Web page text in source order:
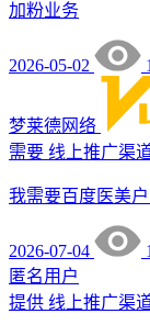
加粉业务
2026-05-02
梦莱德网络
需要 线上推广渠
我需要百度医美
2026-07-04
匿名用户
提供 线上推广渠